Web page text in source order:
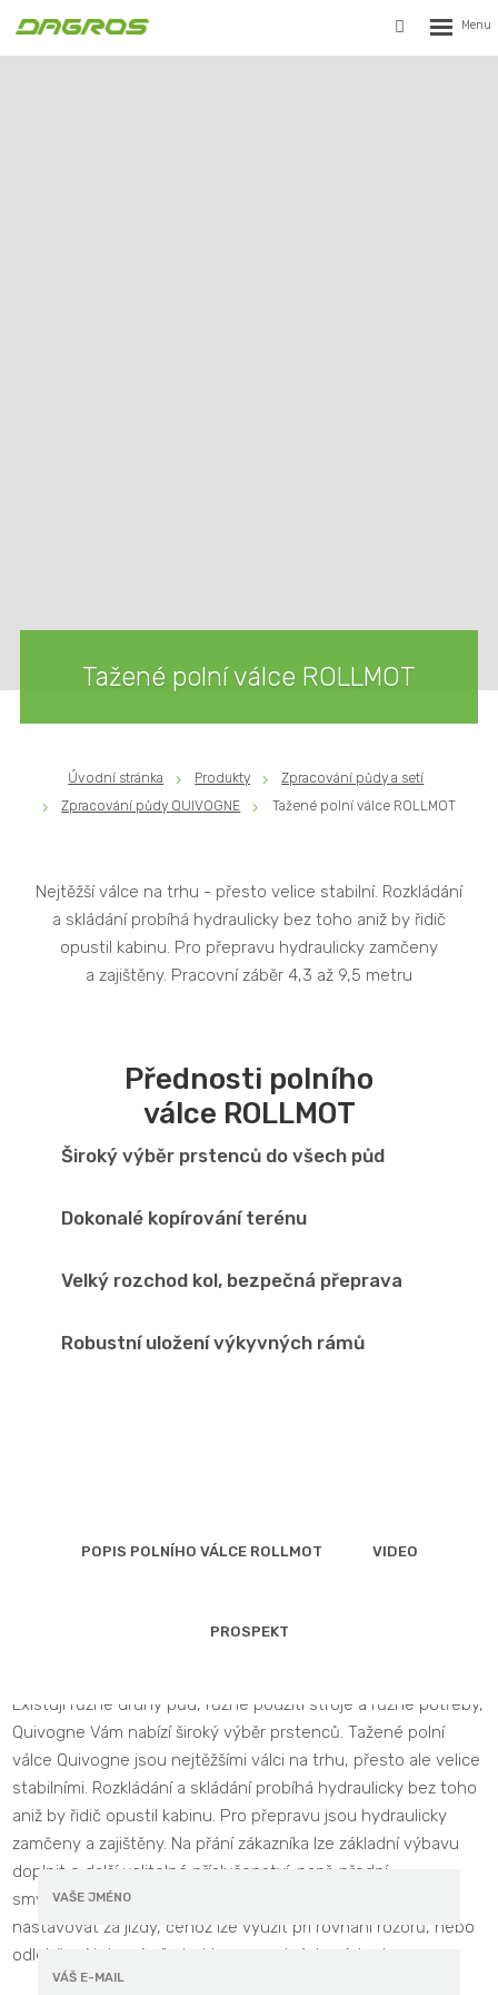
Vyhledávání
Tažené polní válce ROLLMOT
Úvodní stránka Produkty
Zpracování půdy a setí
Zpracování půdy QUIVOGNE
Tažené polní válce ROLLMOT
Nejtěžší válce na trhu - přesto velice stabilní. Rozkládání
a skládání probíhá hydraulicky bez toho aniž by řidič
opustil kabinu. Pro přepravu hydraulicky zamčeny
a zajištěny. Pracovní záběr 4,3 až 9,5 metru
Přednosti polního
válce ROLLMOT
Široký výběr prstenců do všech půd
Dokonalé kopírování terénu
Velký rozchod kol, bezpečná přeprava
Robustní uložení výkyvných rámů
POPIS POLNÍHO VÁLCE ROLLMOT
Existují různé druhy půd, různé použití stroje a různé potřeby,
Quivogne Vám nabízí široký výběr prstenců. Tažené polní
válce Quivogne jsou nejtěžšími válci na trhu, přesto ale velice
stabilními. Rozkládání a skládání probíhá hydraulicky bez toho
aniž by řidič opustil kabinu. Pro přepravu jsou hydraulicky
zamčeny a zajištěny. Na přání zákazníka lze základní výbavu
doplnit o další volitelné příslušenství: např. přední
smykovou lištu (volitelná). Toto zařízení lze hydraulicky
nastavovat za jízdy, čehož lze využít při rovnání rozorů, nebo
odlehčení tahové síle traktoru v mokrých místech.
VIDEO
PROSPEKT
Mám zájem o tažené polní válce
ROLLMOT